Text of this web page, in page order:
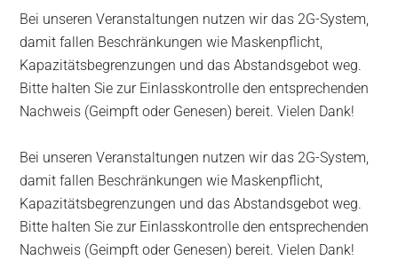
Bei unseren Veranstaltungen nutzen wir das 2G-System,
damit fallen Beschränkungen wie Maskenpflicht,
Kapazitätsbegrenzungen und das Abstandsgebot weg.
Bitte halten Sie zur Einlasskontrolle den entsprechenden
Nachweis (Geimpft oder Genesen) bereit. Vielen Dank!
Bei unseren Veranstaltungen nutzen wir das 2G-System,
damit fallen Beschränkungen wie Maskenpflicht,
Kapazitätsbegrenzungen und das Abstandsgebot weg.
Bitte halten Sie zur Einlasskontrolle den entsprechenden
Nachweis (Geimpft oder Genesen) bereit. Vielen Dank!